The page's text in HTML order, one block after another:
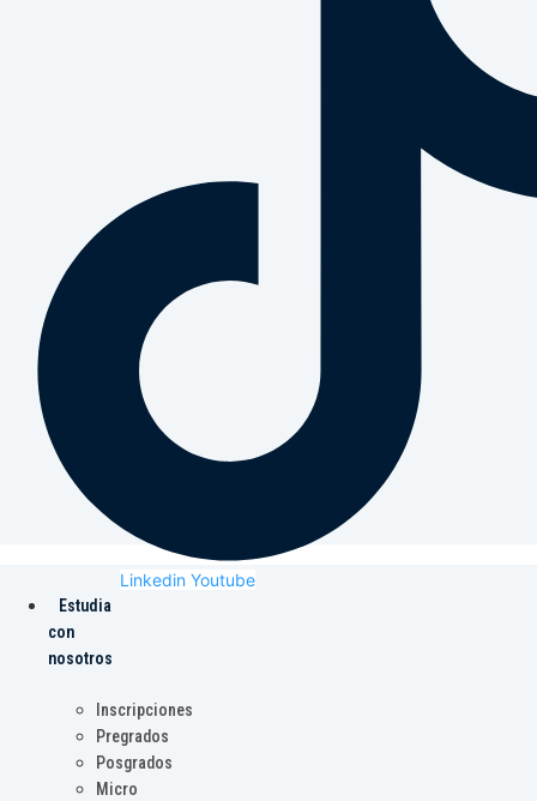
Linkedin Youtube
Estudia
con
nosotros
Inscripciones
Pregrados
Posgrados
Micro